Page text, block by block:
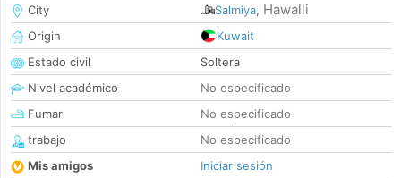
City
Salmiya, Hawalli
Origin
Kuwait
Estado civil
Soltera
Nivel académico
No especificado
Fumar
No especificado
trabajo
No especificado
Mis amigos
Iniciar sesión